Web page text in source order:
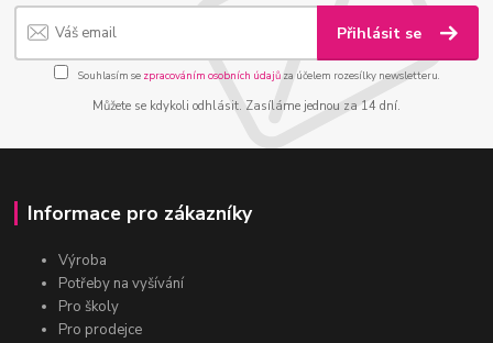
Přihlásit se
Souhlasím se zpracováním osobních údajůza účelem rozesílky newsletteru.
Můžete se kdykoli odhlásit. Zasíláme jednou za 14 dní.
Informace pro zákazníky
Výroba
Potřeby na vyšívání
Pro školy
Pro prodejce